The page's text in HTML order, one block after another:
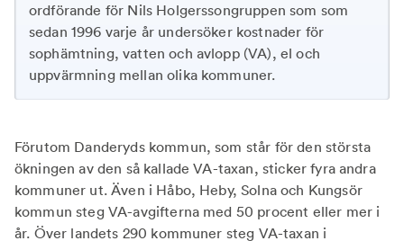
ordförande för Nils Holgerssongruppen som som
sedan 1996 varje år undersöker kostnader för
sophämtning, vatten och avlopp (VA), el och
uppvärmning mellan olika kommuner.
Förutom Danderyds kommun, som står för den största
ökningen av den så kallade VA-taxan, sticker fyra andra
kommuner ut. Även i Håbo, Heby, Solna och Kungsör
kommun steg VA-avgifterna med 50 procent eller mer i
år. Över landets 290 kommuner steg VA-taxan i